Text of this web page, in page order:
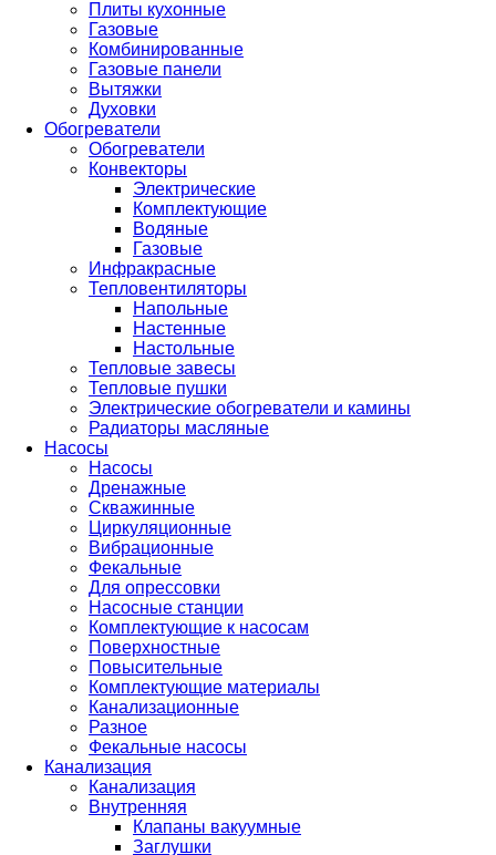
Плиты кухонные
Газовые
Комбинированные
Газовые панели
Вытяжки
Духовки
Обогреватели
Обогреватели
Конвекторы
Электрические
Комплектующие
Водяные
Газовые
Инфракрасные
Тепловентиляторы
Напольные
Настенные
Настольные
Тепловые завесы
Тепловые пушки
Электрические обогреватели и камины
Радиаторы масляные
Насосы
Насосы
Дренажные
Скважинные
Циркуляционные
Вибрационные
Фекальные
Для опрессовки
Насосные станции
Комплектующие к насосам
Поверхностные
Повысительные
Комплектующие материалы
Канализационные
Разное
Фекальные насосы
Канализация
Канализация
Внутренняя
Клапаны вакуумные
Заглушки